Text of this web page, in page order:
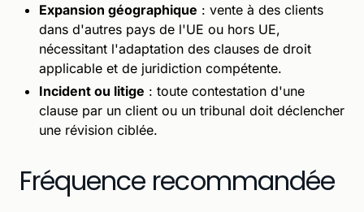
Expansion géographique : vente à des clients
dans d'autres pays de l'UE ou hors UE,
nécessitant l'adaptation des clauses de droit
applicable et de juridiction compétente.
Incident ou litige : toute contestation d'une
clause par un client ou un tribunal doit déclencher
une révision ciblée.
Fréquence recommandée